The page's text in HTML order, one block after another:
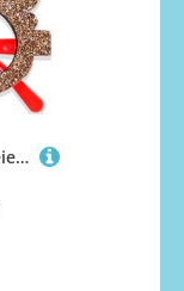
Songelt Brillenrahmen für Feiertage, Partys, Weihnachten, stilvoll, rund, Unisex, Zubehör, Fotografie, Requisiten, Weihnachtsbaumbrille